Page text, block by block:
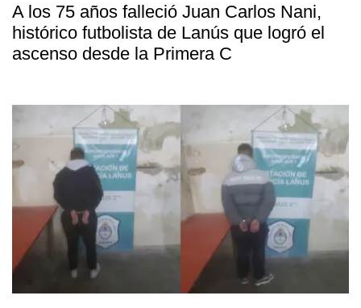
A los 75 años falleció Juan Carlos Nani,
histórico futbolista de Lanús que logró el
ascenso desde la Primera C